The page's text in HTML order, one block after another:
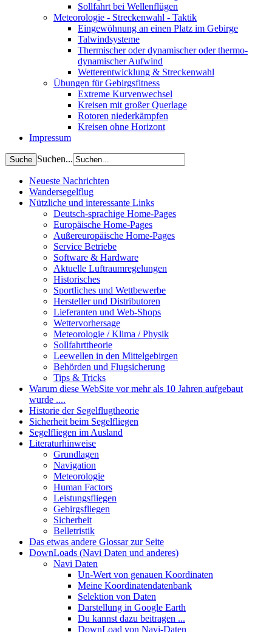
Sollfahrt bei Wellenflügen
Meteorologie - Streckenwahl - Taktik
Eingewöhnung an einen Platz im Gebirge
Talwindsysteme
Thermischer oder dynamischer oder thermo-
dynamischer Aufwind
Wetterentwicklung & Streckenwahl
Übungen für Gebirgsfitness
Extreme Kurvenwechsel
Kreisen mit großer Querlage
Rotoren niederkämpfen
Kreisen ohne Horizont
Impressum
Suchen...
Neueste Nachrichten
Wandersegelflug
Nützliche und interessante Links
Deutsch-sprachige Home-Pages
Europäische Home-Pages
Außereuropäische Home-Pages
Service Betriebe
Software & Hardware
Aktuelle Luftraumregelungen
Historisches
Sportliches und Wettbewerbe
Hersteller und Distributoren
Lieferanten und Web-Shops
Wettervorhersage
Meteorologie / Klima / Physik
Sollfahrttheorie
Leewellen in den Mittelgebirgen
Behörden und Flugsicherung
Tips & Tricks
Warum diese WebSite vor mehr als 10 Jahren aufgebaut
wurde ....
Historie der Segelflugtheorie
Sicherheit beim Segelfliegen
Segelfliegen im Ausland
Literaturhinweise
Grundlagen
Navigation
Meteorologie
Human Factors
Leistungsfliegen
Gebirgsfliegen
Sicherheit
Belletristik
Das etwas andere Glossar zur Seite
DownLoads (Navi Daten und anderes)
Navi Daten
Un-Wert von genauen Koordinaten
Meine Koordinatendatenbank
Selektion von Daten
Darstellung in Google Earth
Du kannst dazu beitragen ...
DownLoad von Navi-Daten